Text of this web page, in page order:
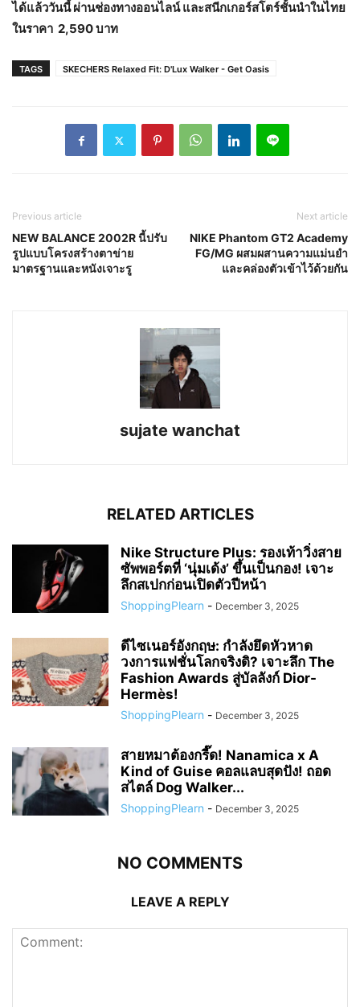
ได้แล้ววันนี้ ผ่านช่องทางออนไลน์ และสนีกเกอร์สโตร์ชั้นนำในไทย
ในราคา 2,590 บาท
TAGS SKECHERS Relaxed Fit: D'Lux Walker - Get Oasis
Previous article
NEW BALANCE 2002R นี้ปรับ
รูปแบบโครงสร้างตาข่าย
มาตรฐานและหนังเจาะรู
Next article
NIKE Phantom GT2 Academy
FG/MG ผสมผสานความแม่นยำ
และคล่องตัวเข้าไว้ด้วยกัน
sujate wanchat
RELATED ARTICLES
Nike Structure Plus: รองเท้าวิ่งสาย
ซัพพอร์ตที่ ‘นุ่มเด้ง’ ขึ้นเป็นกอง! เจาะ
ลึกสเปกก่อนเปิดตัวปีหน้า
ShoppingPlearn - December 3, 2025
ดีไซเนอร์อังกฤษ: กำลังยึดหัวหาด
วงการแฟชั่นโลกจริงดิ? เจาะลึก The
Fashion Awards สู่บัลลังก์ Dior-
Hermès!
ShoppingPlearn - December 3, 2025
สายหมาต้องกรี๊ด! Nanamica x A
Kind of Guise คอลแลบสุดปัง! ถอด
สไตล์ Dog Walker...
ShoppingPlearn - December 3, 2025
NO COMMENTS
LEAVE A REPLY